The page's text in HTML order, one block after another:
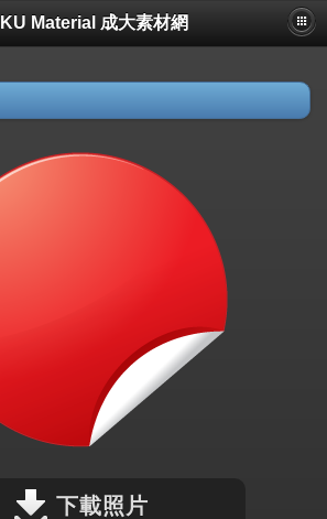
Material 成大素材網
下載照片